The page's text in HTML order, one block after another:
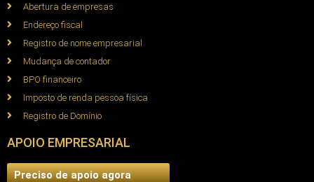
Abertura de empresas
Endereço fiscal
Registro de nome empresarial
Mudança de contador
BPO financeiro
Imposto de renda pessoa física
Registro de Domínio
APOIO EMPRESARIAL
Preciso de apoio agora